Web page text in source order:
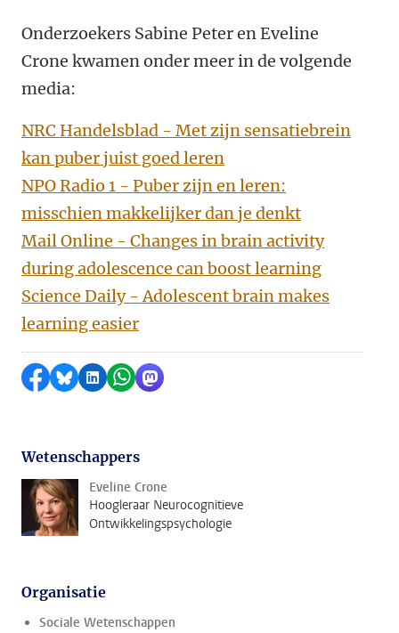
Onderzoekers Sabine Peter en Eveline
Crone kwamen onder meer in de volgende
media:
NRC Handelsblad - Met zijn sensatiebrein
kan puber juist goed leren
NPO Radio 1 - Puber zijn en leren:
misschien makkelijker dan je denkt
Mail Online - Changes in brain activity
during adolescence can boost learning
Science Daily - Adolescent brain makes
learning easier
Delen op Facebook
Delen via Bluesky
Delen op LinkedIn
Delen via WhatsApp
Delen via Mastodon
Wetenschappers
Eveline Crone
Hoogleraar Neurocognitieve
Ontwikkelingspsychologie
Organisatie
Sociale Wetenschappen